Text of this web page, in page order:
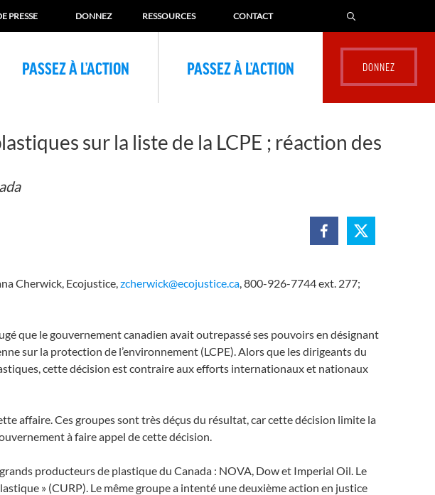
PRESSE DONNEZ RESSOURCES CONTACT
PASSEZ À L’ACTION PASSEZ À L’ACTION
sur la liste de la LCPE ; réaction des
Cherwick, Ecojustice,zcherwick@ecojustice.ca, 800-926-7744 ext. 277;
que le gouvernement canadien avait outrepassé ses pouvoirs en désignant
sur la protection de l’environnement (LCPE). Alors que les dirigeants du
cette décision est contraire aux efforts internationaux et nationaux
affaire. Ces groupes sont très déçus du résultat, car cette décision limite la
à faire appel de cette décision.
producteurs de plastique du Canada : NOVA, Dow et Imperial Oil. Le
» (CURP). Le même groupe a intenté une deuxième action en justice